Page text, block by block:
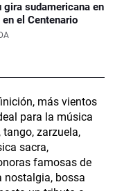
gira sudamericana en
el Centenario
más vientos
para la música
zarzuela,
sacra,
famosas de
nostalgia, bossa